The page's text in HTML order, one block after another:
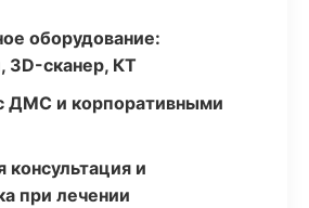
оборудование:
3D-сканер, КТ
ДМС и корпоративными
консультация и
при лечении